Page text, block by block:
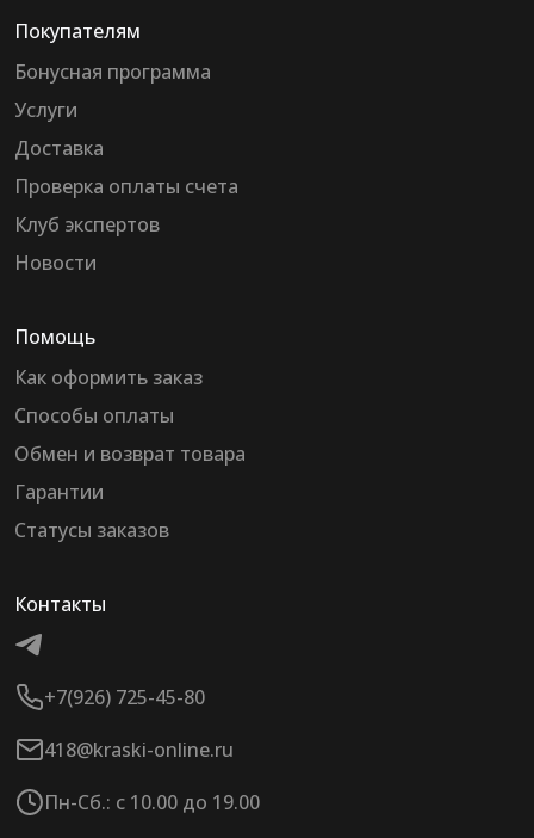
Покупателям
Бонусная программа
Услуги
Доставка
Проверка оплаты счета
Клуб экспертов
Новости
Помощь
Как оформить заказ
Способы оплаты
Обмен и возврат товара
Гарантии
Статусы заказов
Контакты
+7(926) 725-45-80
418@kraski-online.ru
Пн-Сб.: с 10.00 до 19.00